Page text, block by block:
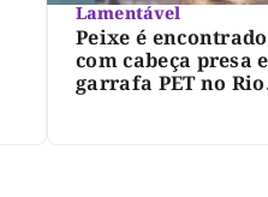
Lamentável
Peixe é encontrado
com cabeça presa
garrafa PET no Rio